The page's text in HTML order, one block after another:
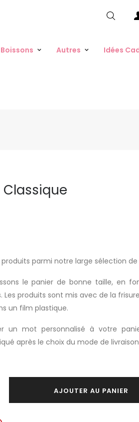
Autres Idées
Classique
produits parmi notre large sélection de
le panier de bonne taille, en
Les produits sont mis avec de la
un film plastique.
un mot personnalisé à votre
après le choix du mode de
AJOUTER AU PANIER